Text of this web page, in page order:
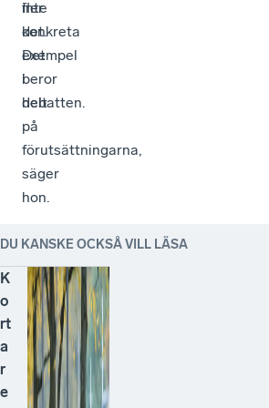
inte
det.
Det
beror
helt
på
förutsättningarna,
säger
hon.
fler
konkreta
exempel
i
debatten.
DU KANSKE OCKSÅ VILL LÄSA
K
o
rt
a
r
e